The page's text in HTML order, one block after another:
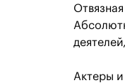
Актеры